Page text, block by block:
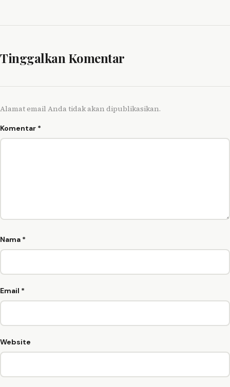
Tinggalkan Komentar
Alamat email Anda tidak akan dipublikasikan.
Komentar *
Nama *
Email *
Website